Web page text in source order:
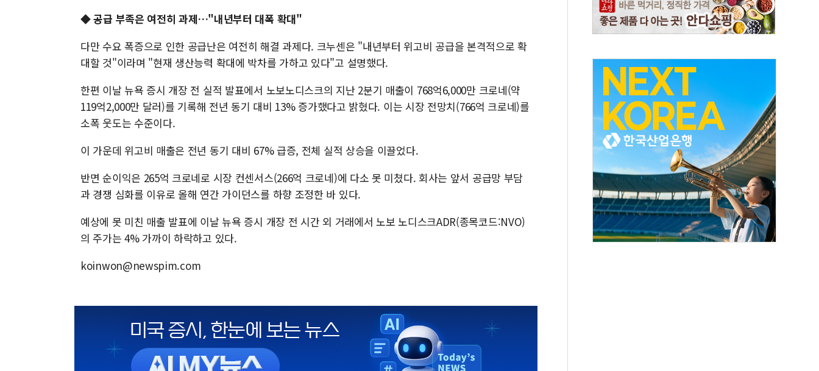
◆공급 부족은 여전히 과제…"내년부터 대폭 확대"
다만 수요 폭증으로 인한 공급난은 여전히 해결 과제다. 크누센은 "내년부터 위고비 공급을 본격적으로 확
대할 것"이라며 "현재 생산능력 확대에 박차를 가하고 있다"고 설명했다.
한편 이날 뉴욕 증시 개장 전 실적 발표에서 노보노디스크의 지난 2분기 매출이 768억6,000만 크로네(약
119억2,000만 달러)를 기록해 전년 동기 대비 13% 증가했다고 밝혔다. 이는 시장 전망치(766억 크로네)를
소폭 웃도는 수준이다.
이 가운데 위고비 매출은 전년 동기 대비 67% 급증, 전체 실적 상승을 이끌었다.
반면 순이익은 265억 크로네로 시장 컨센서스(266억 크로네)에 다소 못 미쳤다. 회사는 앞서 공급망 부담
과 경쟁 심화를 이유로 올해 연간 가이던스를 하향 조정한 바 있다.
예상에 못 미친 매출 발표에 이날 뉴욕 증시 개장 전 시간 외 거래에서 노보 노디스크ADR(종목코드:NVO)
의 주가는 4% 가까이 하락하고 있다.
koinwon@newspim.com